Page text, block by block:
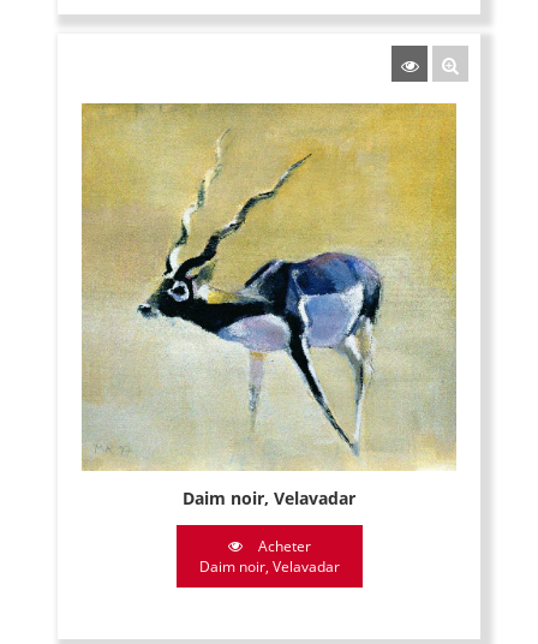
Daim noir, Velavadar
Acheter
Daim noir, Velavadar